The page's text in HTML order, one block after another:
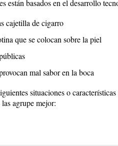
están basados en el desarrollo
cajetilla de cigarro
que se colocan sobre la piel
mal sabor en la boca
situaciones o
agrupe mejor: